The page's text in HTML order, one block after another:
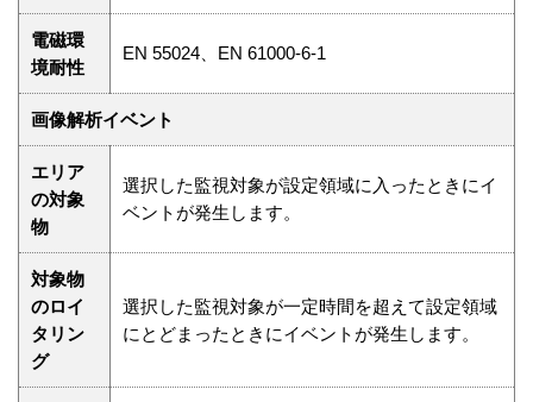
電磁環
境耐性
EN 55024、EN 61000-6-1
画像解析イベント
エリア
の対象
物
選択した監視対象が設定領域に入ったときにイ
ベントが発生します。
対象物
のロイ
タリン
グ
選択した監視対象が一定時間を超えて設定領域
にとどまったときにイベントが発生します。